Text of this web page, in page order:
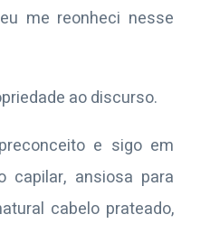
me reonheci nesse
ao discurso.
e sigo em
capilar, ansiosa para
cabelo prateado,